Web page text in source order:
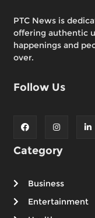
PTC News is
offering authentic
happenings and
over.
Follow Us
Category
Business
Entertainment